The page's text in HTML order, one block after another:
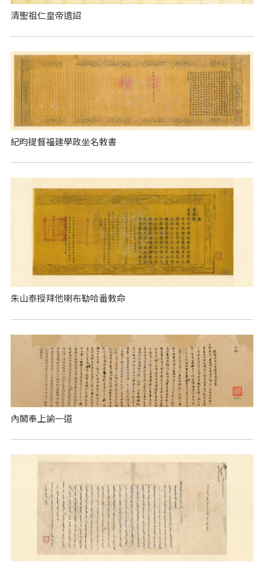
清聖祖仁皇帝遺詔
紀昀提督福建學政坐名敕書
朱山泰授拜他喇布勒哈番敕命
內閣奉上諭一道